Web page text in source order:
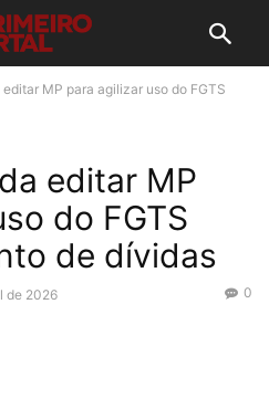
MP para agilizar uso do FGTS
editar MP
do FGTS
de dívidas
de 2026 0